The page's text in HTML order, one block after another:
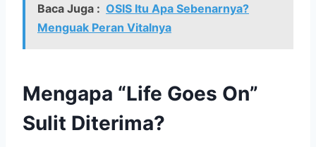
Baca Juga : OSIS Itu Apa Sebenarnya?
Menguak Peran Vitalnya
Mengapa “Life Goes On”
Sulit Diterima?